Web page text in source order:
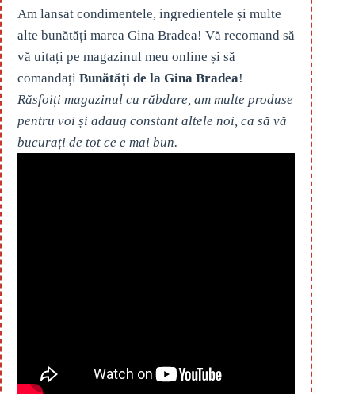
Am lansat condimentele, ingredientele și multe
alte bunătăți marca Gina Bradea! Vă recomand să
vă uitați pe magazinul meu online și să
comandați Bunătăți de la Gina Bradea!
Răsfoiți magazinul cu răbdare, am multe produse
pentru voi și adaug constant altele noi, ca să vă
bucurați de tot ce e mai bun.